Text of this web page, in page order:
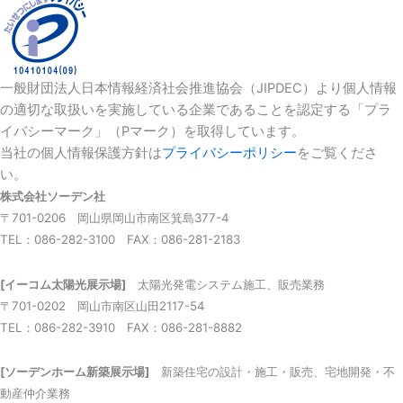
一般財団法人日本情報経済社会推進協会（JIPDEC）より個人情報
の適切な取扱いを実施している企業であることを認定する「プラ
イバシーマーク」（Pマーク）を取得しています。
当社の個人情報保護方針はプライバシーポリシーをご覧くださ
い。
株式会社ソーデン社
〒701-0206 岡山県岡山市南区箕島377-4
TEL：086-282-3100 FAX：086-281-2183
[イーコム太陽光展示場] 太陽光発電システム施工、販売業務
〒701-0202 岡山市南区山田2117-54
TEL：086-282-3910 FAX：086-281-8882
[ソーデンホーム新築展示場] 新築住宅の設計・施工・販売、宅地開発・不
動産仲介業務